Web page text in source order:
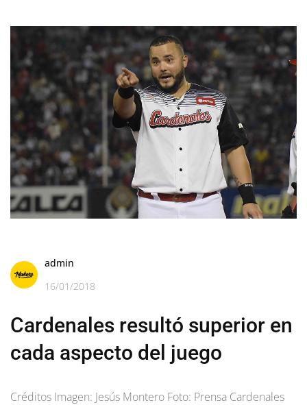
admin
16/01/2018
Cardenales resultó superior en
cada aspecto del juego
Créditos Imagen: Jesús Montero Foto: Prensa Cardenales